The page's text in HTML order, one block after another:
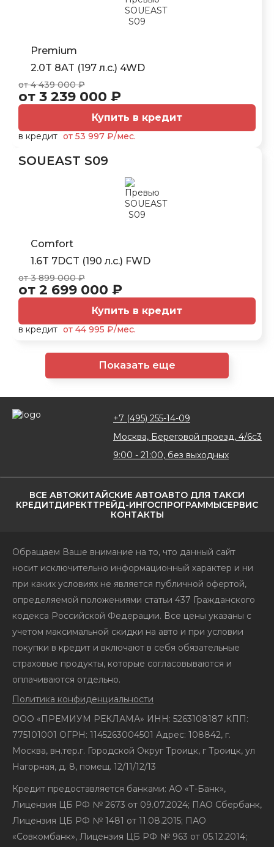
Premium
2.0T 8AT (197 л.с.) 4WD
от 4 439 000 ₽
от 3 239 000 ₽
Купить в кредит
в кредит от 53 997 ₽/мес.
SOUEAST S09
Comfort
1.6T 7DCT (190 л.с.) FWD
от 3 899 000 ₽
от 2 699 000 ₽
Купить в кредит
в кредит от 44 995 ₽/мес.
Показать еще
ВСЕ АВТОКИТАЙСКИЕ АВТОАВТО ДЛЯ ТАКСИ
КРЕДИТДИРЕКТТРЕЙД-ИНГОСПРОГРАММЫСЕРВИС
КОНТАКТЫ
+7 (495) 255-14-09
Москва, Береговой проезд, 4/6с3
9:00 - 21:00, без выходных
Обращаем Ваше внимание на то, что данный сайт
носит исключительно информационный характер и ни
при каких условиях не является публичной офертой,
определяемой положениями статьи 437 Гражданского
кодекса Российской Федерации. Все цены указаны с
учетом максимальной скидки на авто и при условии
покупки в кредит и включают в себя обязательные
страховые продукты, которые согласовываются и
оплачиваются отдельно.
Политика конфиденциальности
ООО «ПРЕМИУМ РЕКЛАМА» ИНН: 5263108187 КПП:
775101001 ОГРН: 1145263004501 Адрес: 108842, г.
Москва, вн.тер.г. Городской Округ Троицк, г Троицк, ул
Нагорная, д. 8, помещ. 12/11/12/13
Кредит предоставляется банками: АО «Т-Банк»,
Лицензия ЦБ РФ № 2673 от 09.07.2024; ПАО Сбербанк,
Лицензия ЦБ РФ № 1481 от 11.08.2015; ПАО
«Совкомбанк», Лицензия ЦБ РФ № 963 от 05.12.2014;